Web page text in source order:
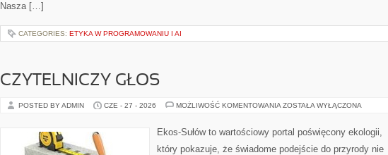
Nasza […]
CATEGORIES: ETYKA W PROGRAMOWANIU I AI
CZYTELNICZY GŁOS
POSTED BY ADMIN CZE - 27 - 2026 MOŻLIWOŚĆ KOMENTOWANIA CZYTELNICZY
ZOSTAŁA WYŁĄCZONA
Ekos-Sułów to wartościowy portal poświęcony ekologii,
który pokazuje, że świadome podejście do przyrody nie